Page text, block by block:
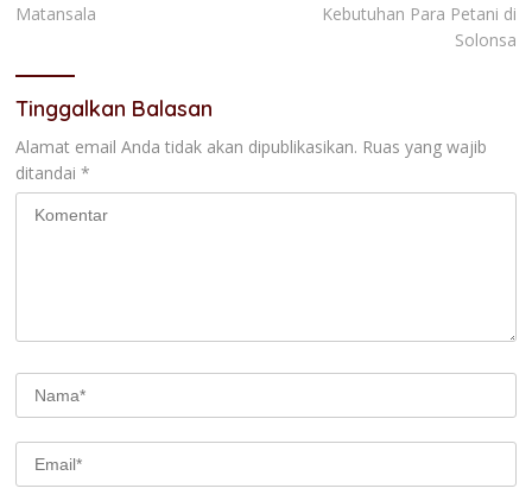
Matansala
Kebutuhan Para Petani di
Solonsa
Tinggalkan Balasan
Alamat email Anda tidak akan dipublikasikan. Ruas yang wajib
ditandai *